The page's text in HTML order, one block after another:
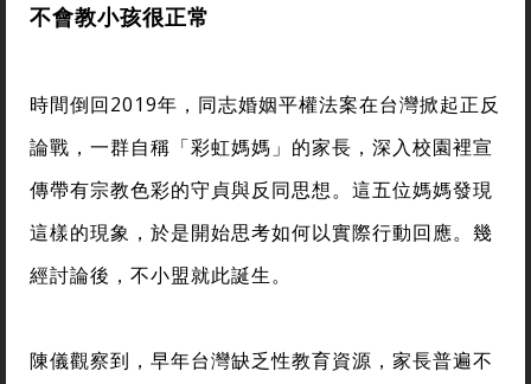
不會教小孩很正常
時間倒回2019年，同志婚姻平權法案在台灣掀起正反
論戰，一群自稱「彩虹媽媽」的家長，深入校園裡宣
傳帶有宗教色彩的守貞與反同思想。這五位媽媽發現
這樣的現象，於是開始思考如何以實際行動回應。幾
經討論後，不小盟就此誕生。
陳儀觀察到，早年台灣缺乏性教育資源，家長普遍不